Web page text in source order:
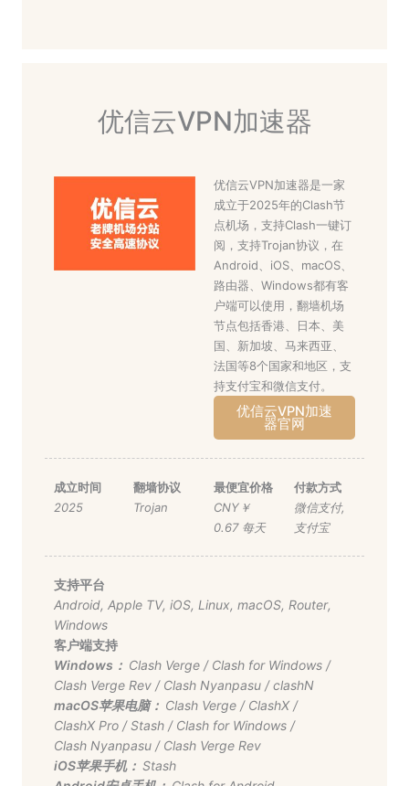
优信云VPN加速器
优信云VPN加速器是一家
成立于2025年的Clash节
点机场，支持Clash一键订
阅，支持Trojan协议，在
Android、iOS、macOS、
路由器、Windows都有客
户端可以使用，翻墙机场
节点包括香港、日本、美
国、新加坡、马来西亚、
法国等8个国家和地区，支
持支付宝和微信支付。
优信云VPN加速
器官网
成立时间
2025
翻墙协议
Trojan
最便宜价格
CNY￥
0.67 每天
付款方式
微信支付,
支付宝
支持平台
Android, Apple TV, iOS, Linux, macOS, Router,
Windows
客户端支持
Windows： Clash Verge/ Clash for Windows/
Clash Verge Rev/ Clash Nyanpasu/clashN
macOS苹果电脑： Clash Verge/ ClashX/
ClashX Pro/Stash/ Clash for Windows/
Clash Nyanpasu/ Clash Verge Rev
iOS苹果手机： Stash